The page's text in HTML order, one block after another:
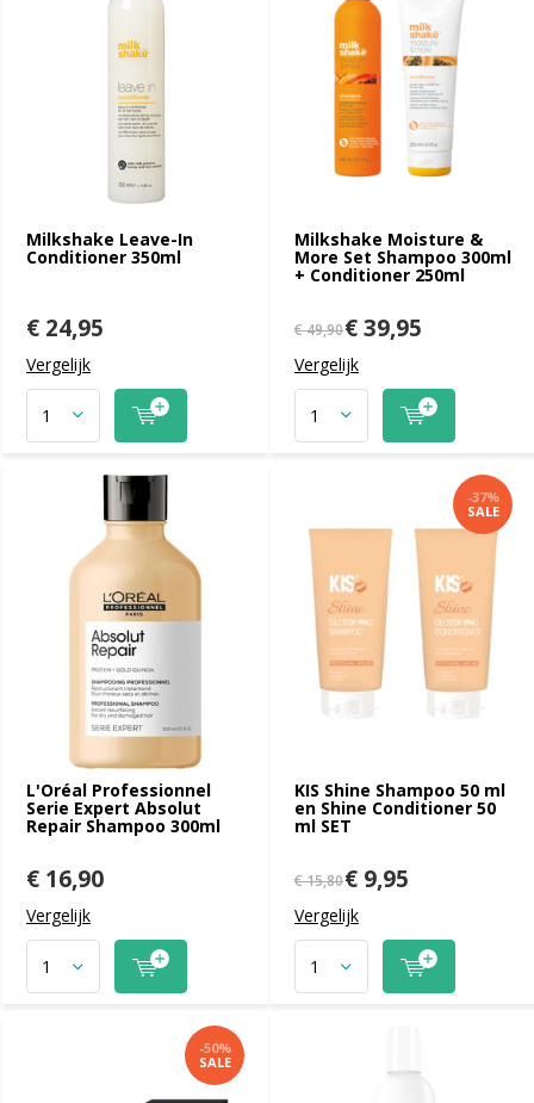
Milkshake Leave-In
Conditioner 350ml
€ 24,95
Vergelijk
Milkshake Moisture &
More Set Shampoo 300ml
+ Conditioner 250ml
€ 49,90€ 39,95
Vergelijk
L'Oréal Professionnel
Serie Expert Absolut
Repair Shampoo 300ml
€ 16,90
Vergelijk
KIS Shine Shampoo 50 ml
en Shine Conditioner 50
ml SET
-37%
SALE
€ 15,80€ 9,95
Vergelijk
-50%
SALE